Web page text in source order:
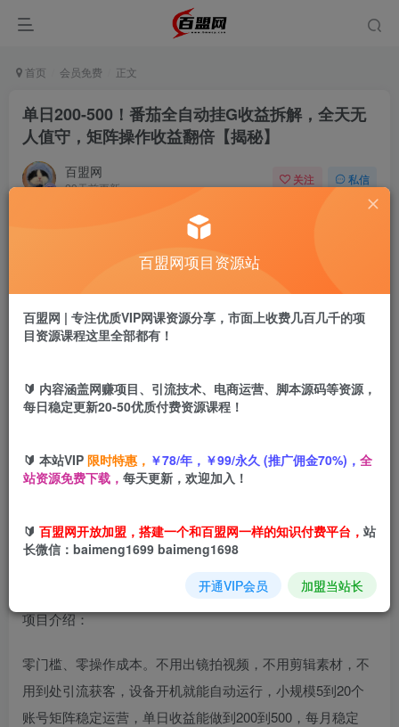
首页 会员免费 正文
单日200-500！番茄全自动挂G收益拆解，全天无
人值守，矩阵操作收益翻倍【揭秘】
百盟网
29天前更新
关注 私信
盟币9.9
立即购买
单日200-500！番茄全自动挂G收益拆解，全天无人值守，矩
项目介绍：
零门槛、零操作成本。不用出镜拍视频，不用剪辑素材，不
用到处引流获客，设备开机就能自动运行，小规模5到20个
账号矩阵稳定运营，单日收益能做到200到500，每月稳定
百盟网项目资源站
百盟网 | 专注优质VIP网课资源分享，市面上收费几百几千的项
目资源课程这里全部都有！
🔰 内容涵盖网赚项目、引流技术、电商运营、脚本源码等资源，
每日稳定更新20-50优质付费资源课程！
🔰 本站VIP 限时特惠， ￥78/年，￥99/永久 (推广佣金70%)， 全
站资源免费下载， 每天更新，欢迎加入！
🔰 百盟网开放加盟，搭建一个和百盟网一样的知识付费平台， 站
长微信：baimeng1699 baimeng1698
开通VIP会员 加盟当站长